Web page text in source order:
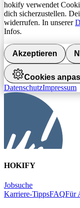
hokify verwendet
dich sicherzustellen.
widerrufen. In unserer
Infos.
Akzeptieren
Cookies
DatenschutzImpressum
HOKIFY
Jobsuche
Karriere-TippsFAQFür